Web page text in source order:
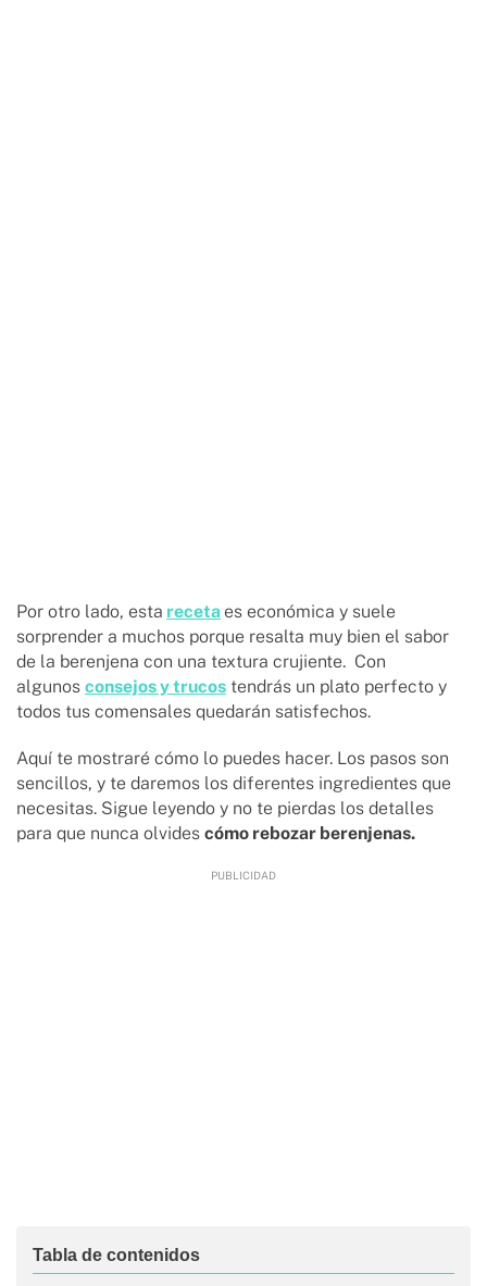
Por otro lado, esta receta es económica y suele
sorprender a muchos porque resalta muy bien el sabor
de la berenjena con una textura crujiente. Con
algunos consejos y trucos tendrás un plato perfecto y
todos tus comensales quedarán satisfechos.
Aquí te mostraré cómo lo puedes hacer. Los pasos son
sencillos, y te daremos los diferentes ingredientes que
necesitas. Sigue leyendo y no te pierdas los detalles
para que nunca olvides cómo rebozar berenjenas.